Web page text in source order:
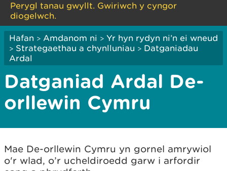
Perygl tanau gwyllt. Gwiriwch y cyngor
diogelwch.
Hafan > Amdanom ni > Yr hyn rydyn ni’n ei wneud
> Strategaethau a chynlluniau > Datganiadau
Ardal
Datganiad Ardal De-
orllewin Cymru
Mae De-orllewin Cymru yn gornel amrywiol
o'r wlad, o’r ucheldiroedd garw i arfordir